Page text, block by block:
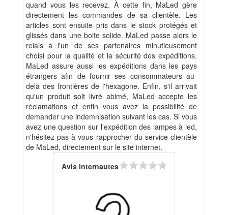
quand vous les recevez. À cette fin, MaLed gère
directement les commandes de sa clientèle. Les
articles sont ensuite pris dans le stock protégés et
glissés dans une boite solide. MaLed passe alors le
relais à l'un de ses partenaires minutieusement
choisi pour la qualité et la sécurité des expéditions.
MaLed assure aussi les expéditions dans les pays
étrangers afin de fournir ses consommateurs au-
delà des frontières de l'hexagone. Enfin, s'il arrivait
qu'un produit soit livré abimé, MaLed accepte les
réclamations et enfin vous avez la possibilité de
demander une indemnisation suivant les cas. Si vous
avez une question sur l'expédition des lampes à led,
n'hésitez pas à vous rapprocher du service clientèle
de MaLed, directement sur le site internet.
Avis internautes